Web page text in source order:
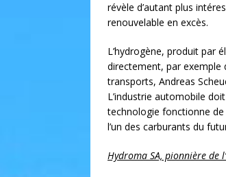
révèle d’autant plus
renouvelable en excès.
L’hydrogène, produit par
directement, par exemple
transports, Andreas
L’industrie automobile
technologie fonctionne de
l’un des carburants du
Hydroma SA, pionnière de